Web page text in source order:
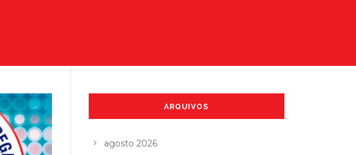
ARQUIVOS
agosto 2026